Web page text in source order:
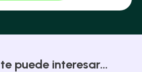
puede interesar...